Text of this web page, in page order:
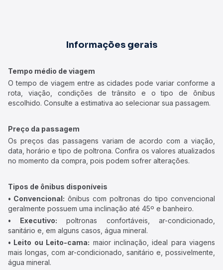
Informações gerais
Tempo médio de viagem
O tempo de viagem entre as cidades pode variar conforme a
rota, viação, condições de trânsito e o tipo de ônibus
escolhido. Consulte a estimativa ao selecionar sua passagem.
Preço da passagem
Os preços das passagens variam de acordo com a viação,
data, horário e tipo de poltrona. Confira os valores atualizados
no momento da compra, pois podem sofrer alterações.
Tipos de ônibus disponíveis
• Convencional: ônibus com poltronas do tipo convencional
geralmente possuem uma inclinação até 45º e banheiro.
• Executivo: poltronas confortáveis, ar-condicionado,
sanitário e, em alguns casos, água mineral.
• Leito ou Leito-cama: maior inclinação, ideal para viagens
mais longas, com ar-condicionado, sanitário e, possivelmente,
água mineral.